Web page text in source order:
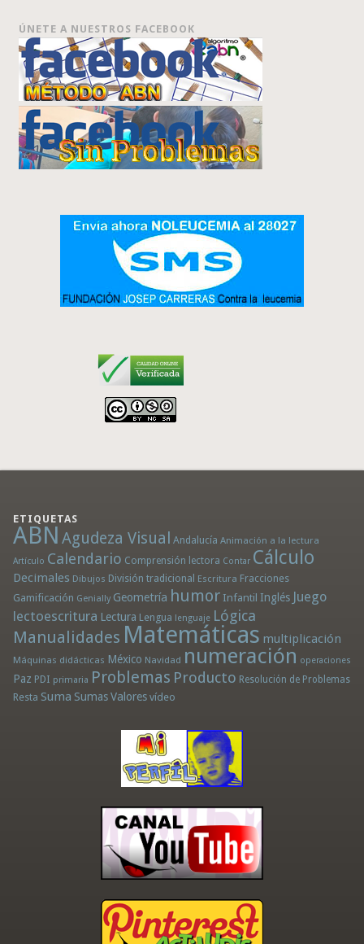
ÚNETE A NUESTROS FACEBOOK
ETIQUETAS
ABN Agudeza Visual Andalucía Animación a la lectura
Artículo Calendario Comprensión lectora Contar Cálculo
Decimales Dibujos División tradicional Escritura Fracciones
Gamificación Genially Geometría humor Infantil Inglés Juego
lectoescritura Lectura Lengua lenguaje Lógica
Manualidades Matemáticas multiplicación
Máquinas didácticas México Navidad numeración operaciones
Paz PDI primaria Problemas Producto Resolución de Problemas
Resta Suma Sumas Valores vídeo